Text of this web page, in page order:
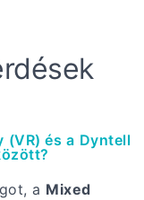
(VR) és a Dyntell
a Mixed